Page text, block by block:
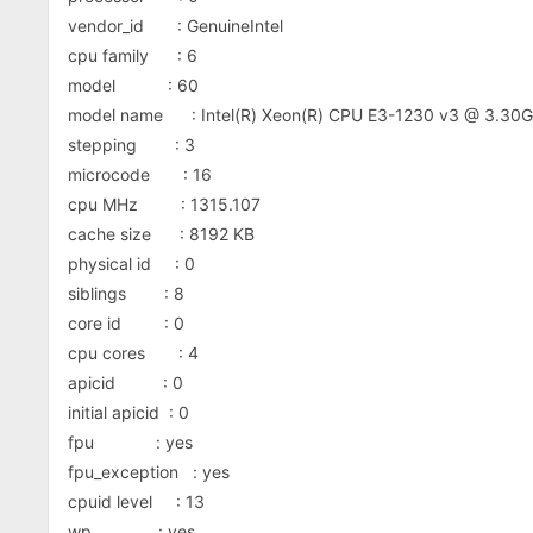
vendor_id : GenuineIntel
cpu family : 6
model : 60
model name : Intel(R) Xeon(R) CPU E3-1230 v3 @
stepping : 3
microcode : 16
cpu MHz : 1315.107
cache size : 8192 KB
physical id : 0
siblings : 8
core id : 0
cpu cores : 4
apicid : 0
initial apicid : 0
fpu : yes
fpu_exception : yes
cpuid level : 13